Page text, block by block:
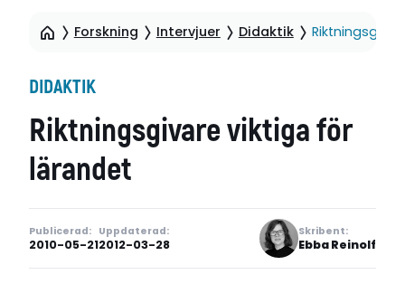
Forskning Intervjuer Didaktik
DIDAKTIK
Riktningsgivare viktiga för
lärandet
Publicerad:
2010-05-21
Uppdaterad:
2012-03-28
Skribent:
Ebba Reinolf